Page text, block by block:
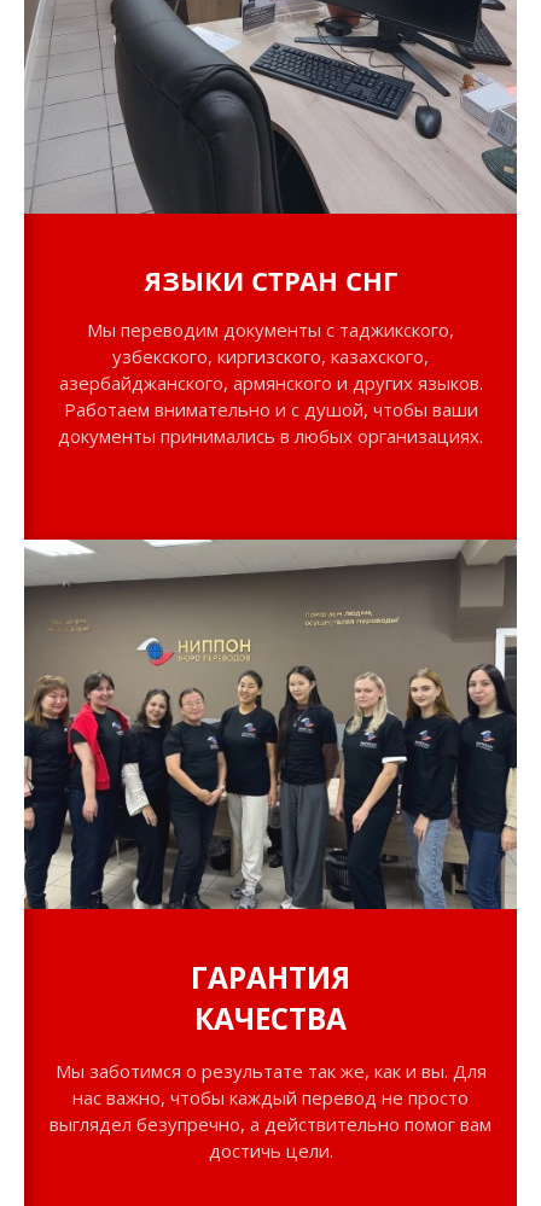
ЯЗЫКИ СТРАН СНГ
Мы переводим документы с таджикского,
узбекского, киргизского, казахского,
азербайджанского, армянского и других языков.
Работаем внимательно и с душой, чтобы ваши
документы принимались в любых организациях.
ГАРАНТИЯ
КАЧЕСТВА
Мы заботимся о результате так же, как и вы. Для
нас важно, чтобы каждый перевод не просто
выглядел безупречно, а действительно помог вам
достичь цели.